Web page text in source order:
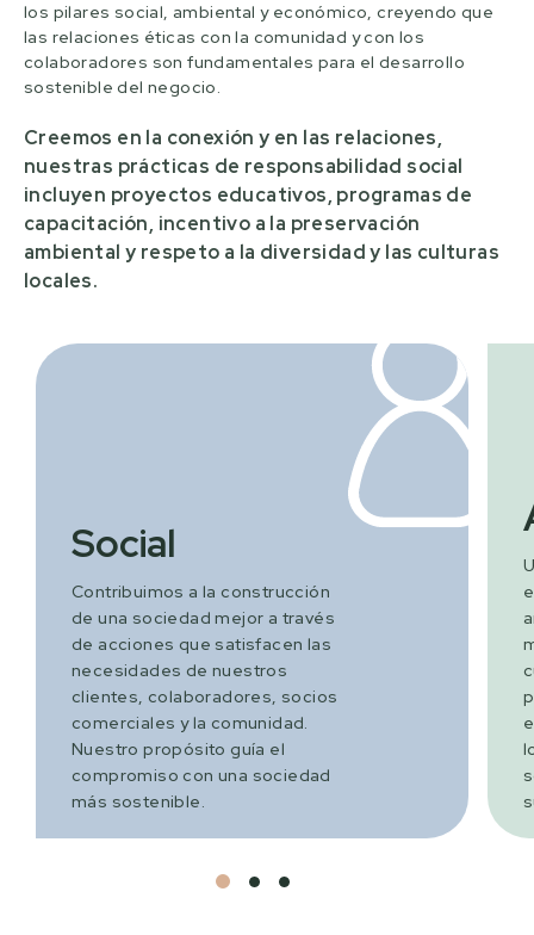
los pilares social, ambiental y económico, creyendo que
las relaciones éticas con la comunidad y con los
colaboradores son fundamentales para el desarrollo
sostenible del negocio.
Creemos en la conexión y en las relaciones,
nuestras prácticas de responsabilidad social
incluyen proyectos educativos, programas de
capacitación, incentivo a la preservación
ambiental y respeto a la diversidad y las culturas
locales.
Social
Contribuimos a la construcción
de una sociedad mejor a través
de acciones que satisfacen las
necesidades de nuestros
clientes, colaboradores, socios
comerciales y la comunidad.
Nuestro propósito guía el
compromiso con una sociedad
más sostenible.